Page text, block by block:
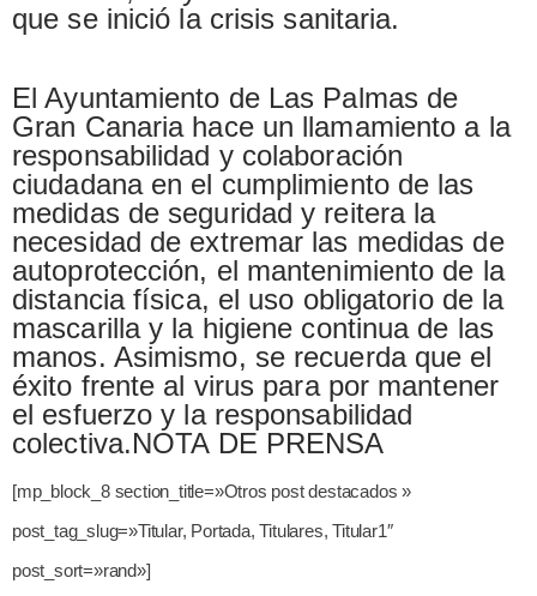
que se inició la crisis sanitaria.
El Ayuntamiento de Las Palmas de
Gran Canaria hace un llamamiento a la
responsabilidad y colaboración
ciudadana en el cumplimiento de las
medidas de seguridad y reitera la
necesidad de extremar las medidas de
autoprotección, el mantenimiento de la
distancia física, el uso obligatorio de la
mascarilla y la higiene continua de las
manos. Asimismo, se recuerda que el
éxito frente al virus para por mantener
el esfuerzo y la responsabilidad
colectiva.NOTA DE PRENSA
[mp_block_8 section_title=»Otros post destacados »
post_tag_slug=»Titular, Portada, Titulares, Titular1″
post_sort=»rand»]